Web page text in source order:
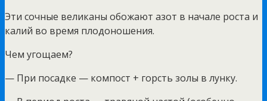
Эти сочные великаны обожают азот в начале роста и
калий во время плодоношения.
Чем угощаем?
— При посадке — компост + горсть золы в лунку.